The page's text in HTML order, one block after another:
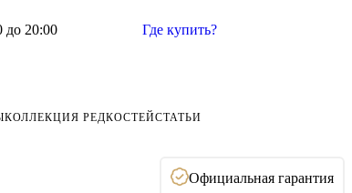
до 20:00 Где купить?
КОЛЛЕКЦИЯ РЕДКОСТЕЙСТАТЬИ
Официальная гарантия